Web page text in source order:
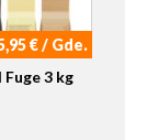
€ / Gde.
3 kg